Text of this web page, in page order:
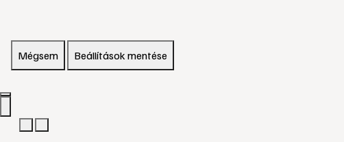
Mégsem Beállítások mentése